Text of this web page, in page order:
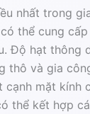
nhất trong
thể cung cấp
Độ hạt thông
thô và gia
cạnh mặt kính
thể kết hợp